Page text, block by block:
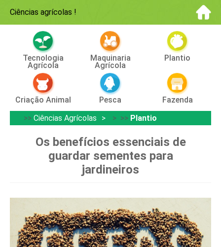
Ciências agrícolas !
Tecnologia
Agrícola
Maquinaria
Agrícola
Plantio
Criação Animal Pesca
Fazenda
>> Ciências Agrícolas > >> Plantio
Os benefícios essenciais de
guardar sementes para
jardineiros